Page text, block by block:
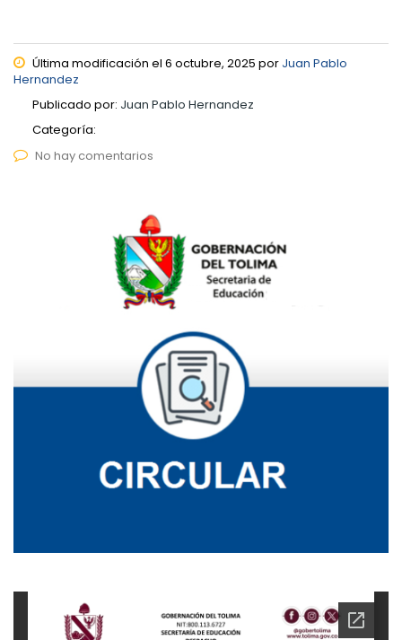
Última modificación el 6 octubre, 2025 por Juan Pablo
Hernandez
Publicado por: Juan Pablo Hernandez
Categoría:
No hay comentarios